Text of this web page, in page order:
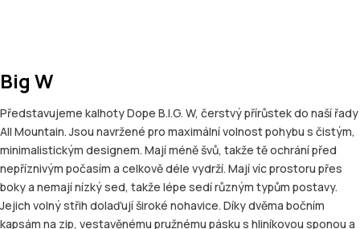
Big W
Představujeme kalhoty Dope B.I.G. W, čerstvý přírůstek do naší řady
All Mountain. Jsou navržené pro maximální volnost pohybu s čistým,
minimalistickým designem. Mají méně švů, takže tě ochrání před
nepříznivým počasím a celkově déle vydrží. Mají víc prostoru přes
boky a nemají nízký sed, takže lépe sedí různým typům postavy.
Jejich volný střih dolaďují široké nohavice. Díky dvěma bočním
kapsám na zip, vestavěnému pružnému pásku s hliníkovou sponou a